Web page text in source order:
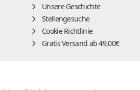
Unsere Geschichte
Stellengesuche
Cookie Richtlinie
Gratis Versand ab 49,00€